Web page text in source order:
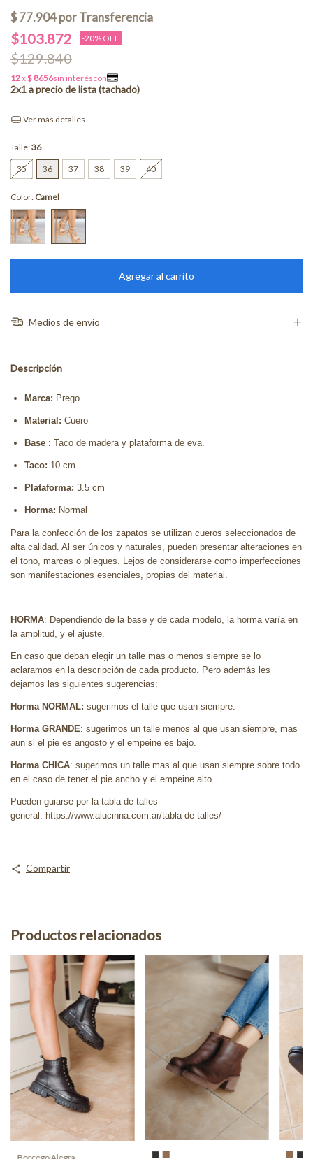
$103.872 -20% OFF
$129.840
Ver más detalles
Talle:36
35 36 37 38 39 40
Color: Camel
Medios de envío
Descripción
Marca: Prego
Material: Cuero
Base : Taco de madera y plataforma de eva.
Taco: 10 cm
Plataforma: 3.5 cm
Horma: Normal
Para la confección de los zapatos se utilizan cueros seleccionados de
alta calidad. Al ser únicos y naturales, pueden presentar alteraciones en
el tono, marcas o pliegues. Lejos de considerarse como imperfecciones
son manifestaciones esenciales, propias del material.
HORMA: Dependiendo de la base y de cada modelo, la horma varía en
la amplitud, y el ajuste.
En caso que deban elegir un talle mas o menos siempre se lo
aclaramos en la descripción de cada producto. Pero además les
dejamos las siguientes sugerencias:
Horma NORMAL: sugerimos el talle que usan siempre.
Horma GRANDE: sugerimos un talle menos al que usan siempre, mas
aun si el pie es angosto y el empeine es bajo.
Horma CHICA: sugerimos un talle mas al que usan siempre sobre todo
en el caso de tener el pie ancho y el empeine alto.
Pueden guiarse por la tabla de talles
general: https://www.alucinna.com.ar/tabla-de-talles/
Compartir
Productos relacionados